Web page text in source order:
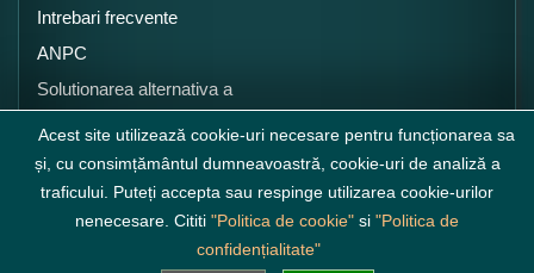
Intrebari frecvente
ANPC
Solutionarea alternativa a
litigiilor
Acest site utilizează cookie-uri necesare pentru funcționarea sa
și, cu consimțământul dumneavoastră, cookie-uri de analiză a
traficului. Puteți accepta sau respinge utilizarea cookie-urilor
nenecesare. Cititi "Politica de cookie" si "Politica de
confidențialitate"